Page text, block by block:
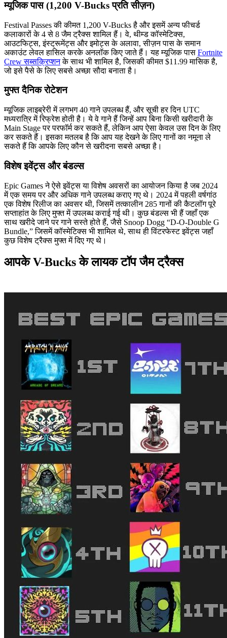
म्यूजिक पास (1,200 V-Bucks प्रति सीज़न)
Festival Passes की कीमत 1,200 V-Bucks है और इसमें अन्य फीचर्ड
कलाकारों के 4 से 8 जैम ट्रैक्स शामिल हैं। वे, थीम्ड कॉस्मेटिक्स,
आउटफिट्स, इंस्ट्रूमेंट्स और इमोट्स के अलावा, सीज़न पास के समान
अकाउंट लेवल हासिल करके अनलॉक किए जाते हैं। यह म्यूजिक पास Fortnite
Crew सब्सक्रिप्शनके साथ भी शामिल है, जिसकी कीमत $11.99 मासिक है,
जो इसे पैसे के लिए सबसे अच्छा सौदा बनाता है।
मुफ्त दैनिक रोटेशन
म्यूजिक लाइब्रेरी में लगभग 40 गाने उपलब्ध हैं, और सूची हर दिन UTC
मध्यरात्रि में रिफ्रेश होती है। ये वे गाने हैं जिन्हें आप बिना किसी खरीदारी के
Main Stage पर परफॉर्म कर सकते हैं, लेकिन आप ऐसा केवल उस दिन के लिए
कर सकते हैं। इसका मतलब है कि आप यह देखने के लिए गानों का नमूना ले
सकते हैं कि आपके लिए कौन से खरीदना सबसे अच्छा है।
विशेष इवेंट्स और बंडल्स
Epic Games ने ऐसे इवेंट्स या विशेष अवसरों का आयोजन किया है जब 2024
में एक समय पर और अधिक गाने उपलब्ध कराए गए थे। 2024 में पहली वर्षगांठ
एक विशेष रिलीज का अवसर थी, जिसमें तत्कालीन 285 गानों की कैटलॉग पूरे
सप्ताहांत के लिए मुफ्त में उपलब्ध कराई गई थी। कुछ बंडल्स भी हैं जहाँ एक
साथ खरीदे जाने पर गाने सस्ते होते हैं, जैसे Snoop Dogg “D-O-Double G
Bundle,” जिसमें कॉस्मेटिक्स भी शामिल थे, साथ ही विंटरफेस्ट इवेंट्स जहाँ
कुछ विशेष ट्रैक्स मुफ्त में दिए गए थे।
आपके V-Bucks के लायक टॉप जैम ट्रैक्स